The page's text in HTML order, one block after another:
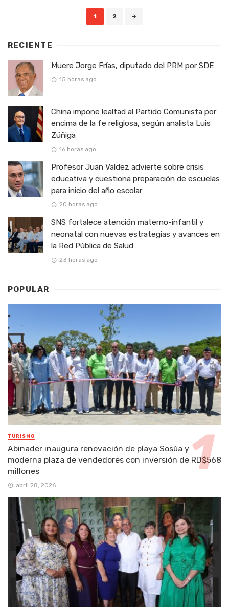
1 2
RECIENTE
Muere Jorge Frías, diputado del PRM por SDE
15 horas ago
China impone lealtad al Partido Comunista por
encima de la fe religiosa, según analista Luis
Zúñiga
16 horas ago
Profesor Juan Valdez advierte sobre crisis
educativa y cuestiona preparación de escuelas
para inicio del año escolar
20 horas ago
SNS fortalece atención materno-infantil y
neonatal con nuevas estrategias y avances en
la Red Pública de Salud
23 horas ago
POPULAR
TURISMO
Abinader inaugura renovación de playa Sosúa y
moderna plaza de vendedores con inversión de RD$568
millones
abril 28, 2026